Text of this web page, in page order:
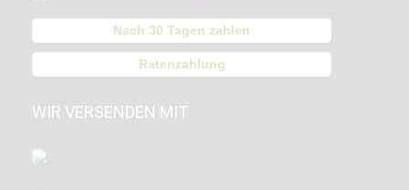
Nach 30 Tagen zahlen
Ratenzahlung
WIR VERSENDEN MIT